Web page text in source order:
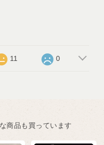
11 0
商品も買っています